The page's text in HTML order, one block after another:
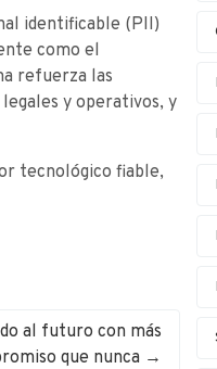
identificable (PII)
como el
refuerza las
y operativos, y
tecnológico fiable,
al futuro con más
que nunca